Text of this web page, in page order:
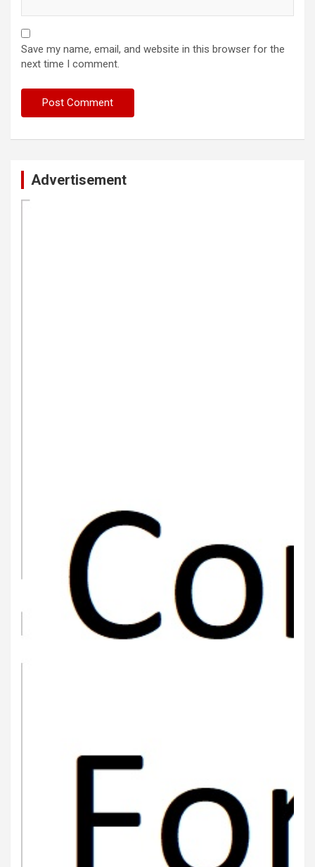
Save my name, email, and website in this browser for the
next time I comment.
Advertisement